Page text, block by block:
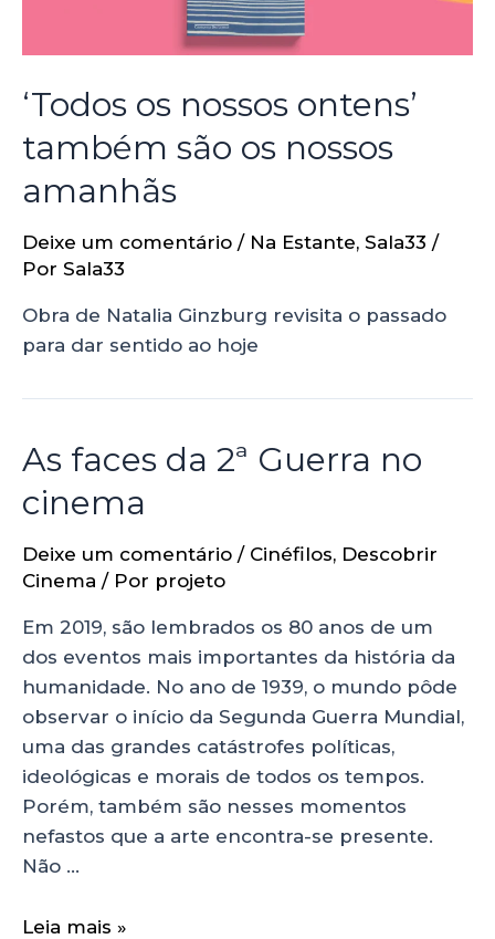
‘Todos os nossos ontens’
também são os nossos
amanhãs
Deixe um comentário / Na Estante, Sala33 /
Por Sala33
Obra de Natalia Ginzburg revisita o passado
para dar sentido ao hoje
As faces da 2ª Guerra no
cinema
Deixe um comentário / Cinéfilos, Descobrir
Cinema / Por projeto
Em 2019, são lembrados os 80 anos de um
dos eventos mais importantes da história da
humanidade. No ano de 1939, o mundo pôde
observar o início da Segunda Guerra Mundial,
uma das grandes catástrofes políticas,
ideológicas e morais de todos os tempos.
Porém, também são nesses momentos
nefastos que a arte encontra-se presente.
Não …
Leia mais »